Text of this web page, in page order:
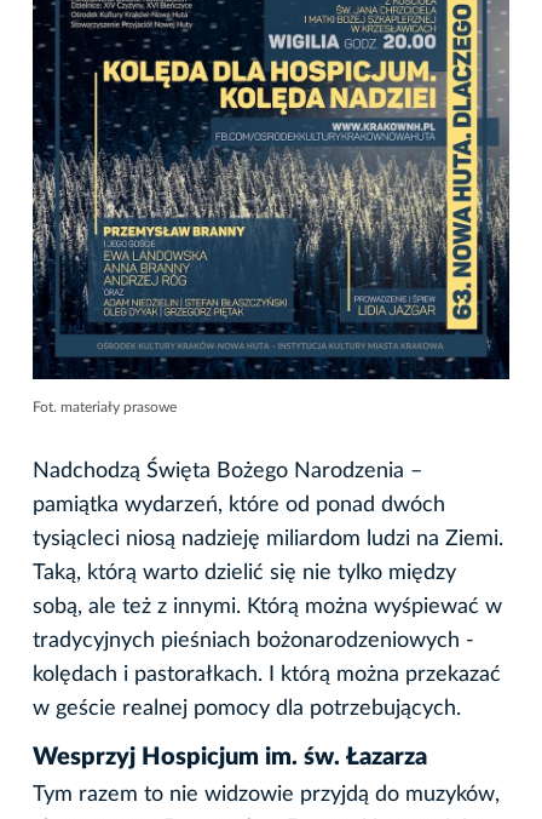
Fot. materiały prasowe
Nadchodzą Święta Bożego Narodzenia –
pamiątka wydarzeń, które od ponad dwóch
tysiącleci niosą nadzieję miliardom ludzi na Ziemi.
Taką, którą warto dzielić się nie tylko między
sobą, ale też z innymi. Którą można wyśpiewać w
tradycyjnych pieśniach bożonarodzeniowych -
kolędach i pastorałkach. I którą można przekazać
w geście realnej pomocy dla potrzebujących.
Wesprzyj Hospicjum im. św. Łazarza
Tym razem to nie widzowie przyjdą do muzyków,